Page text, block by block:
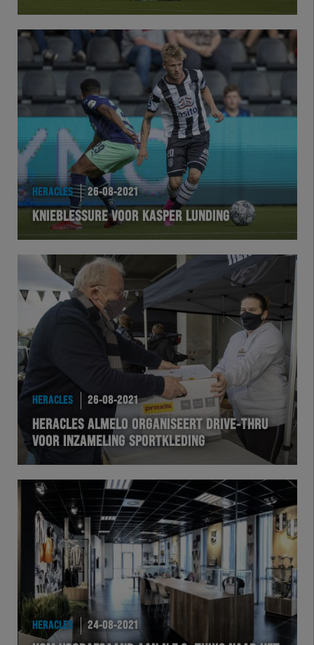
HERACLES 26-08-2021
KNIEBLESSURE VOOR KASPER LUNDING
HERACLES 26-08-2021
HERACLES ALMELO ORGANISEERT DRIVE-THRU
VOOR INZAMELING SPORTKLEDING
HERACLES 24-08-2021